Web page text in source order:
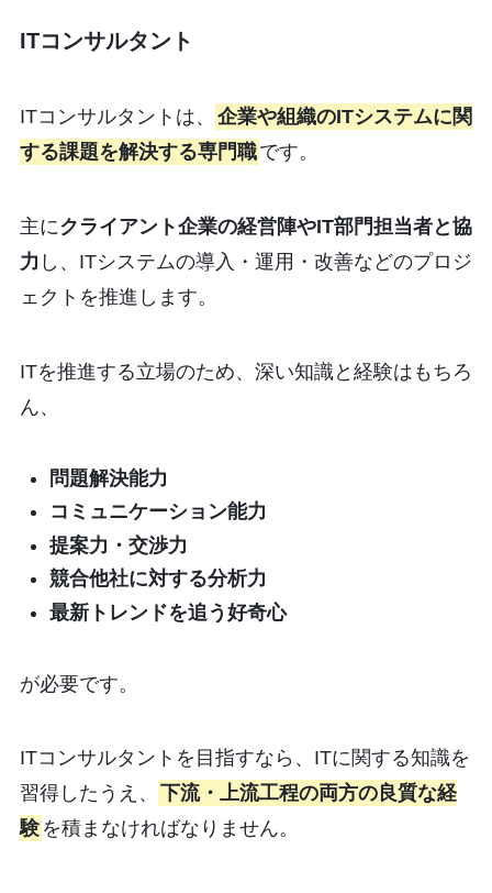
ITコンサルタント
ITコンサルタントは、
企業や組織のITシステムに関
する課題を解決する専門職です。
主にクライアント企業の経営陣やIT部門担当者と協
力 し、ITシステムの導入・運用・改善などのプロジ
ェクトを推進します。
ITを推進する立場のため、深い知識と経験はもちろ
ん、
問題解決能力
コミュニケーション能力
提案力・交渉力
競合他社に対する分析力
最新トレンドを追う好奇心
が必要です。
ITコンサルタントを目指すなら、ITに関する知識を
習得したうえ、
下流・上流工程の両方の良質な経
験 を積まなければなりません。